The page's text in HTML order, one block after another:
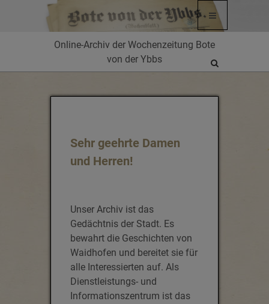
Site
search
Online-Archiv der Wochenzeitung Bote
von der Ybbs
Sehr geehrte Damen
und Herren!
Unser Archiv ist das
Gedächtnis der Stadt. Es
bewahrt die Geschichten von
Waidhofen und bereitet sie für
alle Interessierten auf. Als
Dienstleistungs- und
Informationszentrum ist das